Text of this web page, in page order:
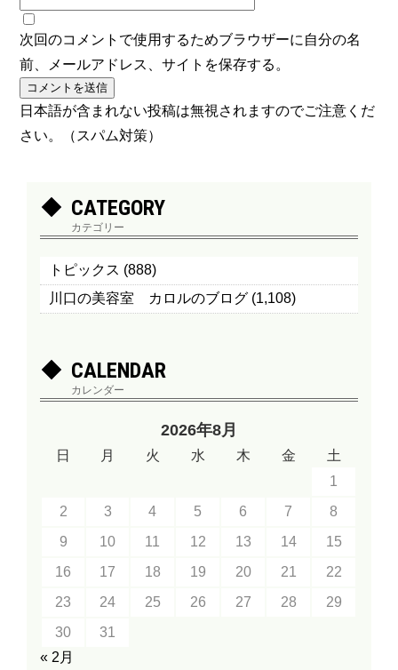
次回のコメントで使用するためブラウザーに自分の名
前、メールアドレス、サイトを保存する。
日本語が含まれない投稿は無視されますのでご注意くだ
さい。（スパム対策）
CATEGORY
カテゴリー
トピックス (888)
川口の美容室 カロルのブログ (1,108)
CALENDAR
カレンダー
2026年8月
日 月 火 水 木 金
土
1
2
3 4 5 6 7
8
9
10 11 12 13 14
15
16
17 18 19 20 21
22
23
24 25 26 27 28
29
30
31
« 2月